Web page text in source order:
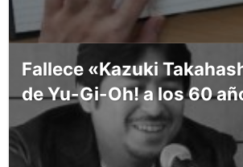
Fallece «Kazuki
de Yu-Gi-Oh! a los 60